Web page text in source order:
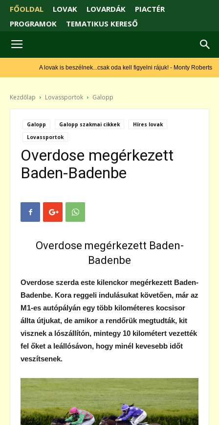
FŐOLDAL LOVAK LOVARDÁK
PIACTÉR
PROGRAMOK
TEMATIKUS KERESŐ
A lovak is beszélnek...csak oda kell figyelni rájuk! - Monty Roberts
Kezdőlap Lovassportok Galopp
Galopp Galopp szakmai cikkek
Híres lovak
Lovassportok
Overdose megérkezett
Baden-Badenbe
Overdose megérkezett Baden-
Badenbe
Overdose szerda este kilenckor megérkezett Baden-
Badenbe. Kora reggeli indulásukat követően, már az
M1-es autópályán egy több kilométeres kocsisor
állta útjukat, de amikor a rendőrük megtudták, kit
visznek a lószállítón, mintegy 10 kilométert vezették
fel őket a leállósávon, hogy minél kevesebb időt
veszítsenek.